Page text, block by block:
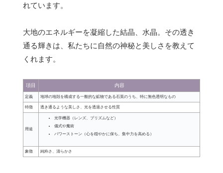
れています。
大地のエネルギーを凝縮した結晶、水晶。その透き
通る輝きは、私たちに自然の神秘と美しさを教えて
くれます。
項目 内容
定義 地球の地殻を構成する一般的な鉱物である石英のうち、特に無色透明なもの
特徴 透き通るような美しさ、光を透過させる性質
用途
光学機器（レンズ、プリズムなど）
儀式や魔術
パワーストーン（心を穏やかに保ち、集中力を高める）
象徴 純粋さ、清らかさ